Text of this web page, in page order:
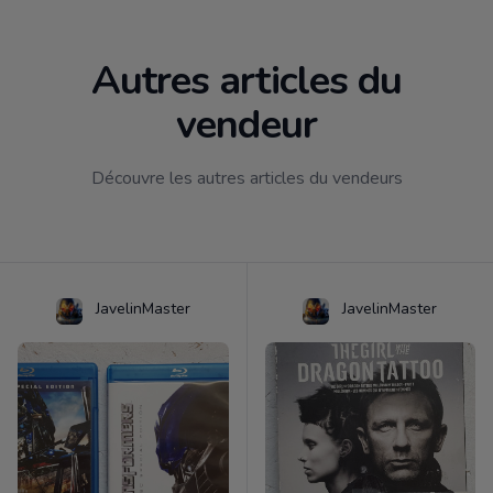
Autres articles du
vendeur
Découvre les autres articles du vendeurs
JavelinMaster JavelinMaster